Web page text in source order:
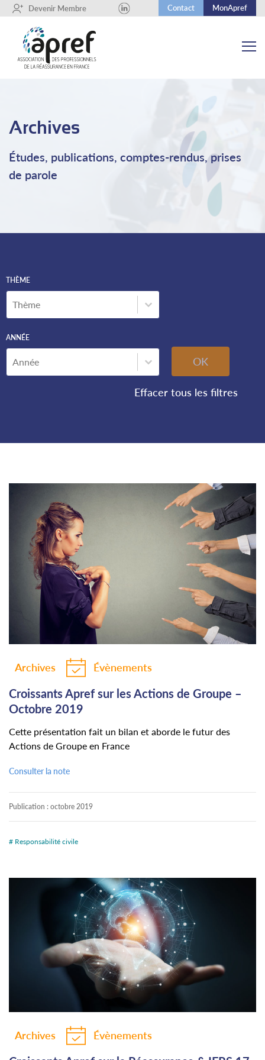
+ Devenir Membre Contact MonApref
Archives
Études, publications, comptes-rendus, prises
de parole
THÈME
Thème
Thème
ANNÉE
Année
Année OK
Effacer tous les filtres
Archives Évènements
Croissants Apref sur les Actions de Groupe –
Octobre 2019
Cette présentation fait un bilan et aborde le futur des
Actions de Groupe en France
Consulter la note
Publication : octobre 2019
# Responsabilité civile
Archives Évènements